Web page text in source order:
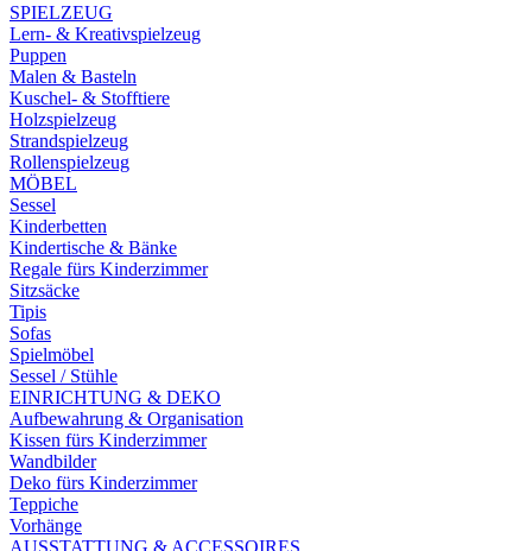
SPIELZEUG
Lern- & Kreativspielzeug
Puppen
Malen & Basteln
Kuschel- & Stofftiere
Holzspielzeug
Strandspielzeug
Rollenspielzeug
MÖBEL
Sessel
Kinderbetten
Kindertische & Bänke
Regale fürs Kinderzimmer
Sitzsäcke
Tipis
Sofas
Spielmöbel
Sessel / Stühle
EINRICHTUNG & DEKO
Aufbewahrung & Organisation
Kissen fürs Kinderzimmer
Wandbilder
Deko fürs Kinderzimmer
Teppiche
Vorhänge
AUSSTATTUNG & ACCESSOIRES